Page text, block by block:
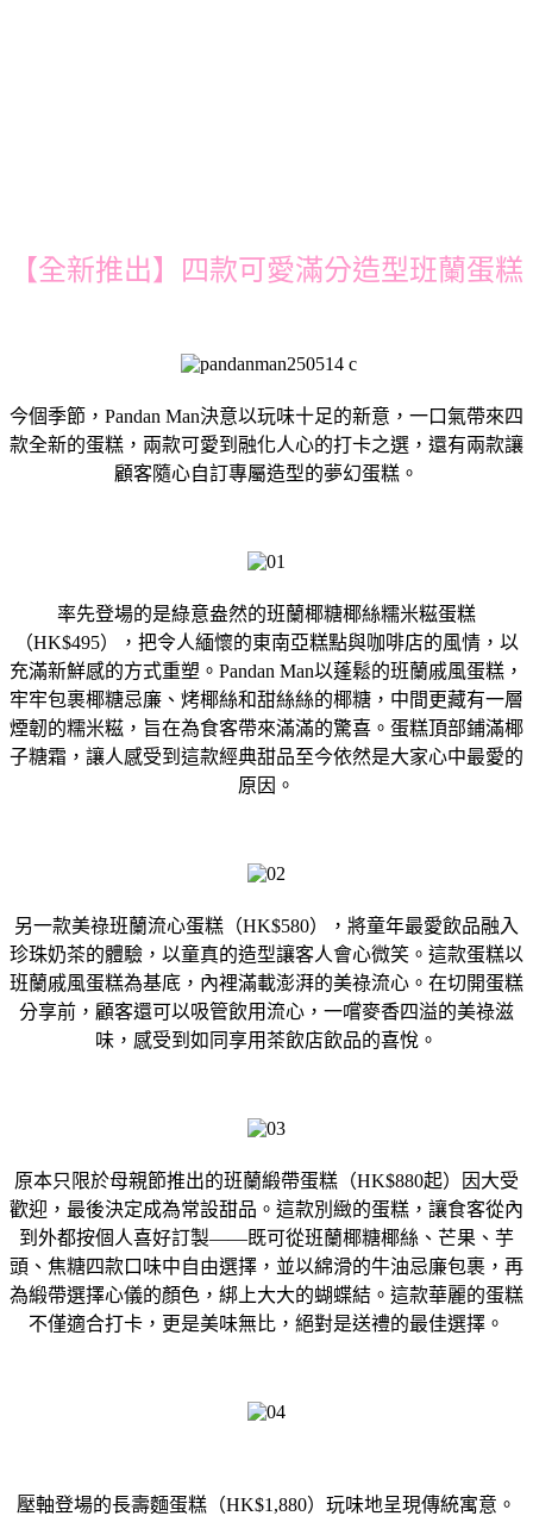
【全新推出】四款可愛滿分造型班蘭蛋糕
今個季節，Pandan Man決意以玩味十足的新意，一口氣帶來四
款全新的蛋糕，兩款可愛到融化人心的打卡之選，還有兩款讓
顧客隨心自訂專屬造型的夢幻蛋糕。
率先登場的是綠意盎然的班蘭椰糖椰絲糯米糍蛋糕
（HK$495），把令人緬懷的東南亞糕點與咖啡店的風情，以
充滿新鮮感的方式重塑。Pandan Man以蓬鬆的班蘭戚風蛋糕，
牢牢包裹椰糖忌廉、烤椰絲和甜絲絲的椰糖，中間更藏有一層
煙韌的糯米糍，旨在為食客帶來滿滿的驚喜。蛋糕頂部鋪滿椰
子糖霜，讓人感受到這款經典甜品至今依然是大家心中最愛的
原因。
另一款美祿班蘭流心蛋糕（HK$580），將童年最愛飲品融入
珍珠奶茶的體驗，以童真的造型讓客人會心微笑。這款蛋糕以
班蘭戚風蛋糕為基底，內裡滿載澎湃的美祿流心。在切開蛋糕
分享前，顧客還可以吸管飲用流心，一嚐麥香四溢的美祿滋
味，感受到如同享用茶飲店飲品的喜悅。
原本只限於母親節推出的班蘭緞帶蛋糕（HK$880起）因大受
歡迎，最後決定成為常設甜品。這款別緻的蛋糕，讓食客從內
到外都按個人喜好訂製——既可從班蘭椰糖椰絲、芒果、芋
頭、焦糖四款口味中自由選擇，並以綿滑的牛油忌廉包裹，再
為緞帶選擇心儀的顏色，綁上大大的蝴蝶結。這款華麗的蛋糕
不僅適合打卡，更是美味無比，絕對是送禮的最佳選擇。
壓軸登場的長壽麵蛋糕（HK$1,880）玩味地呈現傳統寓意。